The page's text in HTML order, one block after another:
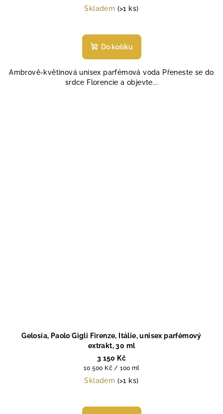
cena:
Skladem (>1 ks)
hodnocení
produktu
z
5
Do košíku
Ambrově-květinová unisex parfémová voda Přeneste se do
srdce Florencie a objevte...
Gelosia, Paolo Gigli Firenze, Itálie, unisex parfémový
extrakt, 30 ml
3 150 Kč
Měrná
cena:
10 500 Kč / 100 ml
Skladem (>1 ks)